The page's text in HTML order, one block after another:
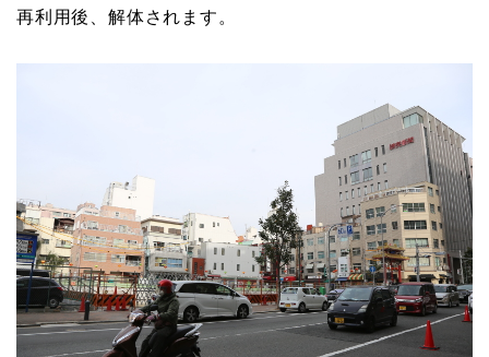
再利用後、解体されます。